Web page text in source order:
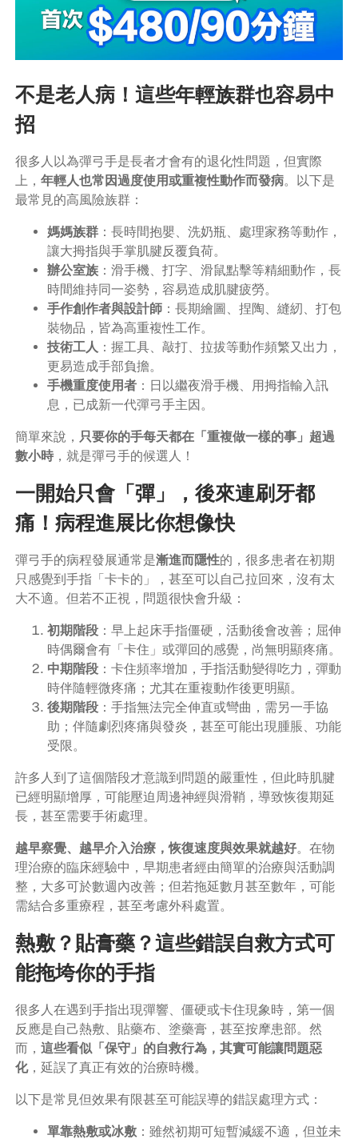
不是老人病！這些年輕族群也容易中
招
很多人以為彈弓手是長者才會有的退化性問題，但實際
上， 年輕人也常因過度使用或重複性動作而發病。以下是
最常見的高風險族群：
媽媽族群：長時間抱嬰、洗奶瓶、處理家務等動作，
讓大拇指與手掌肌腱反覆負荷。
辦公室族：滑手機、打字、滑鼠點擊等精細動作，長
時間維持同一姿勢，容易造成肌腱疲勞。
手作創作者與設計師：長期繪圖、捏陶、縫紉、打包
裝物品，皆為高重複性工作。
技術工人 ：握工具、敲打、拉拔等動作頻繁又出力，
更易造成手部負擔。
手機重度使用者：日以繼夜滑手機、用拇指輸入訊
息，已成新一代彈弓手主因。
簡單來說， 只要你的手每天都在「重複做一樣的事」超過
數小時，就是彈弓手的候選人！
一開始只會「彈」，後來連刷牙都
痛！病程進展比你想像快
彈弓手的病程發展通常是漸進而隱性的，很多患者在初期
只感覺到手指「卡卡的」，甚至可以自己拉回來，沒有太
大不適。但若不正視，問題很快會升級：
初期階段：早上起床手指僵硬，活動後會改善；屈伸
時偶爾會有「卡住」或彈回的感覺，尚無明顯疼痛。
中期階段：卡住頻率增加，手指活動變得吃力，彈動
時伴隨輕微疼痛；尤其在重複動作後更明顯。
後期階段：手指無法完全伸直或彎曲，需另一手協
助；伴隨劇烈疼痛與發炎，甚至可能出現腫脹、功能
受限。
許多人到了這個階段才意識到問題的嚴重性，但此時肌腱
已經明顯增厚，可能壓迫周邊神經與滑鞘，導致恢復期延
長，甚至需要手術處理。
越早察覺、越早介入治療，恢復速度與效果就越好。在物
理治療的臨床經驗中，早期患者經由簡單的治療與活動調
整，大多可於數週內改善；但若拖延數月甚至數年，可能
需結合多重療程，甚至考慮外科處置。
熱敷？貼膏藥？這些錯誤自救方式可
能拖垮你的手指
很多人在遇到手指出現彈響、僵硬或卡住現象時，第一個
反應是自己熱敷、貼藥布、塗藥膏，甚至按摩患部。然
而， 這些看似「保守」的自救行為，其實可能讓問題惡
化，延誤了真正有效的治療時機。
以下是常見但效果有限甚至可能誤導的錯誤處理方式：
單靠熱敷或冰敷：雖然初期可短暫減緩不適，但並未